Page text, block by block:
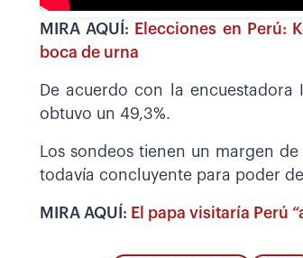
MIRA AQUÍ: Elecciones en Perú:
boca de urna
De acuerdo con la encuestadora
obtuvo un 49,3%.
Los sondeos tienen un margen
todavía concluyente para poder
MIRA AQUÍ: El papa visitaría Perú